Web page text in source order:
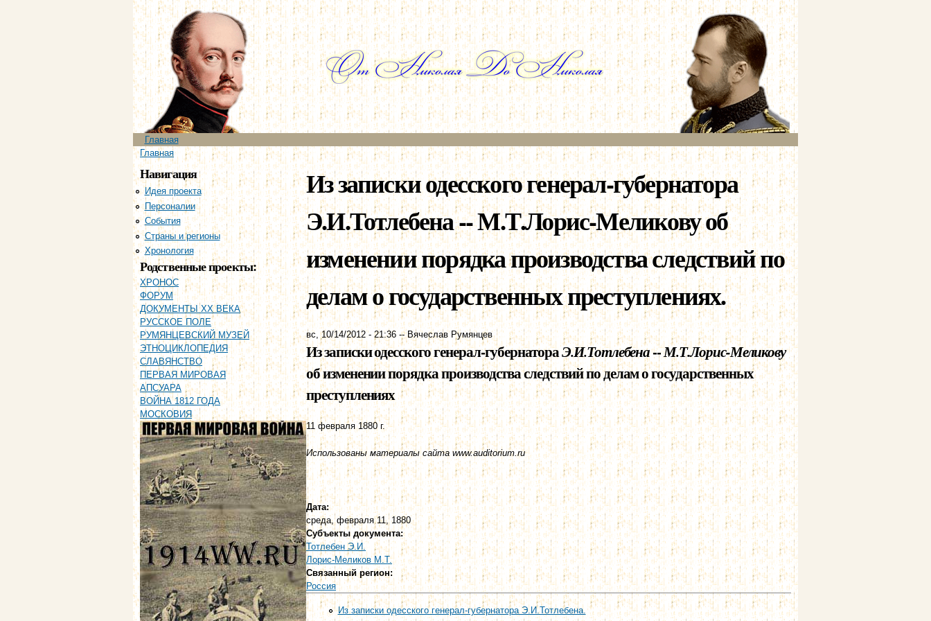
Перейти к
основному
содержанию
Главное меню
Главная
Вы здесь
Главная
Навигация
Идея проекта
Персоналии
События
Страны и регионы
Хронология
Родственные проекты:
ХРОНОС
ФОРУМ
ДОКУМЕНТЫ XX ВЕКА
РУССКОЕ ПОЛЕ
РУМЯНЦЕВСКИЙ МУЗЕЙ
ЭТНОЦИКЛОПЕДИЯ
СЛАВЯНСТВО
ПЕРВАЯ МИРОВАЯ
АПСУАРА
ВОЙНА 1812 ГОДА
МОСКОВИЯ
Из записки одесского генерал-губернатора
Э.И.Тотлебена -- М.Т.Лорис-Меликову об
изменении порядка производства следствий по
делам о государственных преступлениях.
вс, 10/14/2012 - 21:36 --Вячеслав Румянцев
Из записки одесского генерал-губернатораЭ.И.Тотлебена--М.Т.Лорис-Меликову
об изменении порядка производства следствий по делам о государственных
преступлениях
11 февраля 1880 г.
Использованы материалы сайта www.auditorium.ru
Дата:
среда, февраля 11, 1880
Субъекты документа:
Тотлебен Э.И.
Лорис-Меликов М.Т.
Связанный регион:
Россия
Из записки одесского генерал-губернатора Э.И.Тотлебена.